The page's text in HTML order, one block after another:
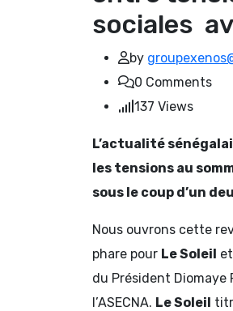
sociales
by
0 Comments
137 Views
L’actualité
les tensions au
sous le coup d’un
Nous ouvrons cette
phare pour Le Soleil et
du Président Diomaye
l’ASECNA. Le Soleil